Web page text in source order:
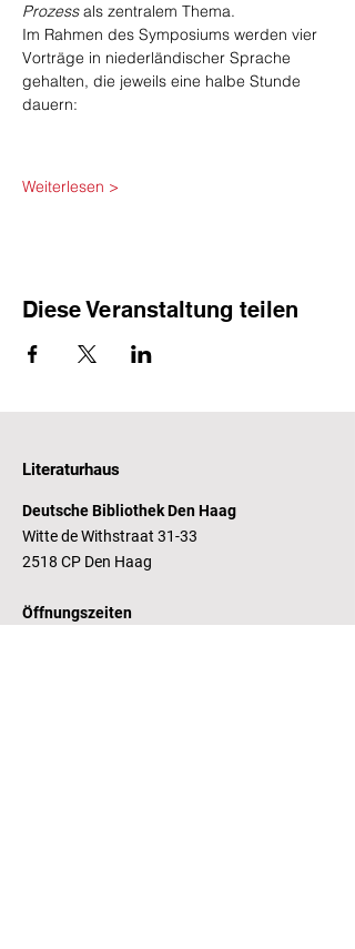
Prozess als zentralem Thema.
Im Rahmen des Symposiums werden vier
Vorträge in niederländischer Sprache
gehalten, die jeweils eine halbe Stunde
dauern:
Weiterlesen >
Diese Veranstaltung teilen
Literaturhaus
Deutsche Bibliothek Den Haag
Witte de Withstraat 31-33
2518 CP Den Haag
Öffnungszeiten